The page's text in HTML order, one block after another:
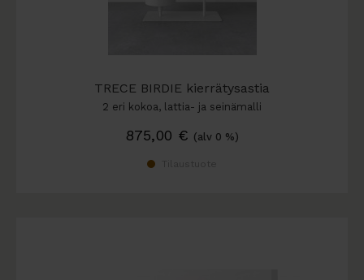
TRECE BIRDIE kierrätysastia
2 eri kokoa, lattia- ja seinämalli
875,00 € (alv 0 %)